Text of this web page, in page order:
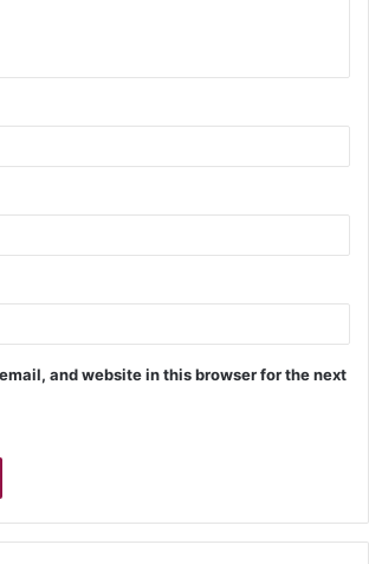
and website in this browser for the next